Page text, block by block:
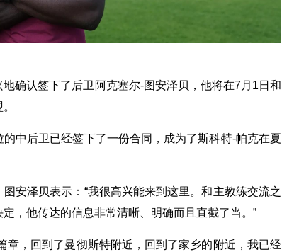
确认签下了后卫阿克塞尔-图安泽贝，他将在7月1日和
中后卫已经签下了一份合同，成为了斯科特-帕克在夏
安泽贝表示：“我很高兴能来到这里。和主教练交流之
，他传达的信息非常清晰、明确而且直截了当。”
章，回到了曼彻斯特附近，回到了家乡的附近，我已经